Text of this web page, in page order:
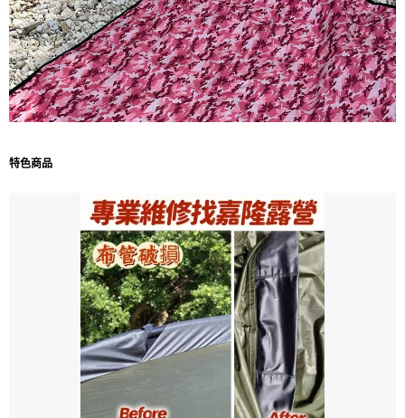
特色商品